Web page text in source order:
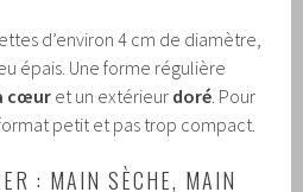
d’environ 4 cm de diamètre,
épais. Une forme régulière
cœur et un extérieur doré. Pour
petit et pas trop compact.
: MAIN SÈCHE, MAIN